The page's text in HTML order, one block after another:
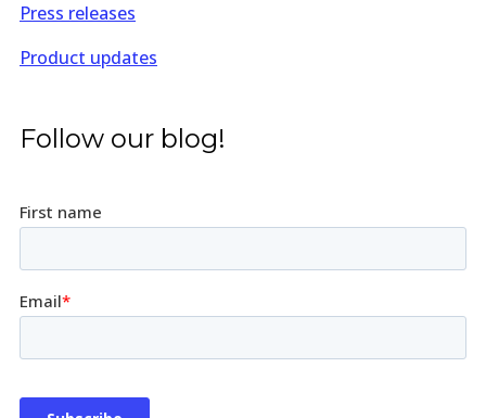
Press releases
Product updates
Follow our blog!